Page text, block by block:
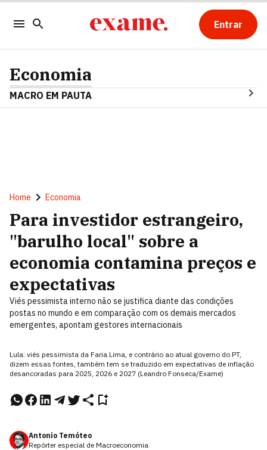
Entrar
Economia
MACRO EM PAUTA
Home Economia
Para investidor estrangeiro,
"barulho local" sobre a
economia contamina preços e
expectativas
Viés pessimista interno não se justifica diante das condições
postas no mundo e em comparação com os demais mercados
emergentes, apontam gestores internacionais
Lula: viés pessimista da Faria Lima, e contrário ao atual governo do PT,
dizem essas fontes, também tem se traduzido em expectativas de inflação
desancoradas para 2025, 2026 e 2027 (Leandro Fonseca/Exame)
Antonio Temóteo
Repórter especial de Macroeconomia